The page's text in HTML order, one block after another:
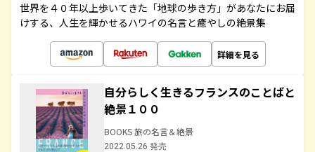
世界を４０年以上歩いてきた「地球の歩き方」があなたにお届
けする、人生を輝かせるハワイの名言と癒やしの絶景集
詳細を見る
自分らしく生きるフランスのことばと
絶景１００
BOOKS 旅の名言＆絶景
2022.05.26 発売